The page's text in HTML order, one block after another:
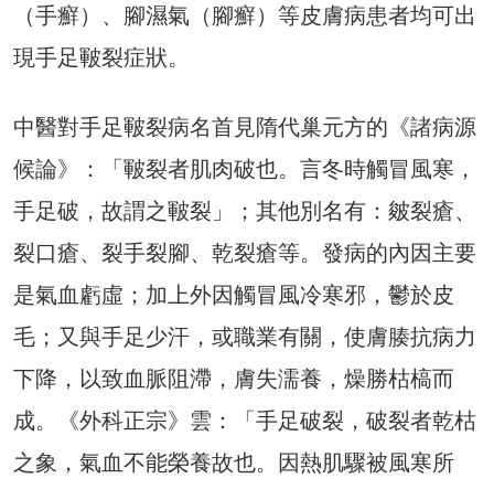
（手癬）、腳濕氣（腳癬）等皮膚病患者均可出
現手足皸裂症狀。
中醫對手足皸裂病名首見隋代巢元方的《諸病源
候論》：「皸裂者肌肉破也。言冬時觸冒風寒，
手足破，故謂之皸裂」；其他別名有：皴裂瘡、
裂口瘡、裂手裂腳、乾裂瘡等。發病的內因主要
是氣血虧虛；加上外因觸冒風冷寒邪，鬱於皮
毛；又與手足少汗，或職業有關，使膚腠抗病力
下降，以致血脈阻滯，膚失濡養，燥勝枯槁而
成。《外科正宗》雲：「手足破裂，破裂者乾枯
之象，氣血不能榮養故也。因熱肌驟被風寒所